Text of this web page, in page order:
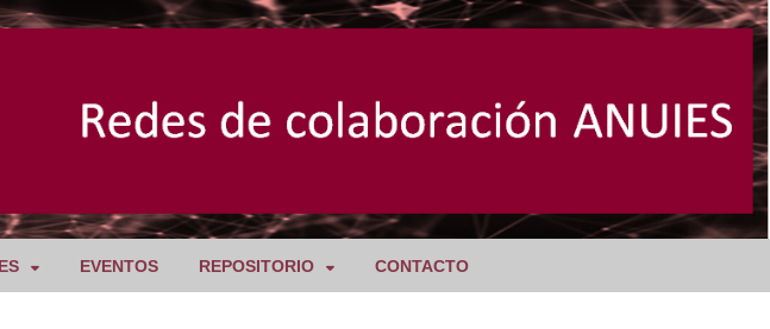
EVENTOS REPOSITORIO CONTACTO